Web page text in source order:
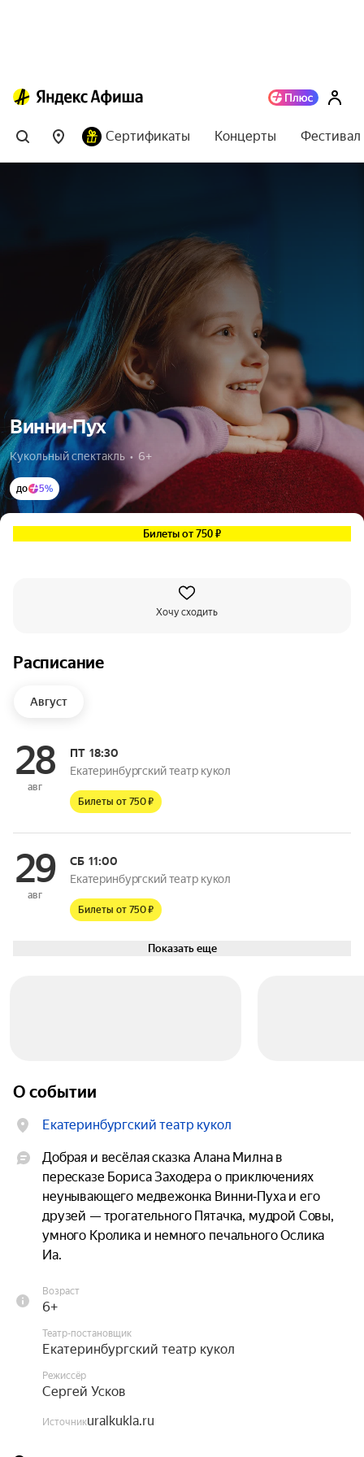
Сертификаты Концерты
Винни-Пух
Кукольный спектакль  •  6+
до 5%
Билеты от 750 ₽
Хочу сходить
Расписание
Август
28
авг
ПТ18:30
Екатеринбургский театр кукол
Билеты от 750 ₽
29
авг
СБ11:00
Екатеринбургский театр кукол
Билеты от 750 ₽
Показать еще
О событии
Екатеринбургский театр кукол
Добрая и весёлая сказка Алана Милна в
пересказе Бориса Заходера о приключениях
неунывающего медвежонка Винни‑Пуха и его
друзей — трогательного Пятачка, мудрой Совы,
умного Кролика и немного печального Ослика
Иа.
Возраст
6+
Театр-постановщик
Екатеринбургский театр кукол
Режиссёр
Cергей Усков
Источникuralkukla.ru